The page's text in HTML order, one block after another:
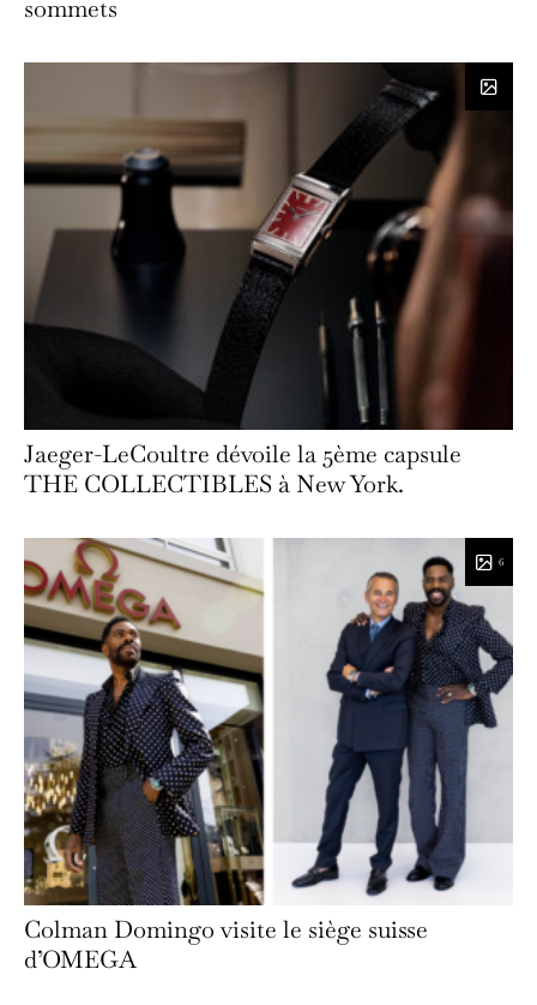
sommets
Jaeger-LeCoultre dévoile la 5ème capsule
THE COLLECTIBLES à New York.
6
Colman Domingo visite le siège suisse
d’OMEGA